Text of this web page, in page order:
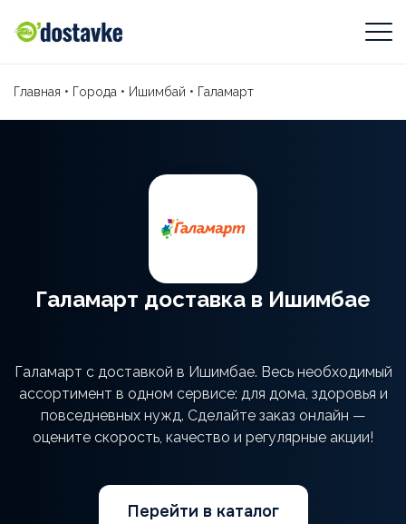
Главная • Города • Ишимбай • Галамарт
Галамарт доставка в Ишимбае
Галамарт с доставкой в Ишимбае. Весь необходимый
ассортимент в одном сервисе: для дома, здоровья и
повседневных нужд. Сделайте заказ онлайн —
оцените скорость, качество и регулярные акции!
Перейти в каталог